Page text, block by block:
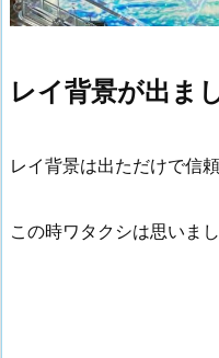
レイ背景が出ま
レイ背景は出ただけで信
この時ワタクシは思いまし